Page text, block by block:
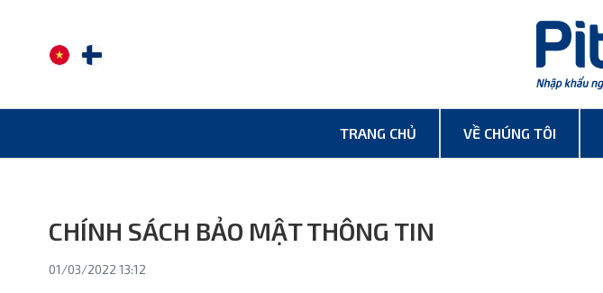
TRANG CHỦ VỀ CHÚNG TÔI
CHÍNH SÁCH BẢO MẬT THÔNG TIN
01/03/2022 13:12